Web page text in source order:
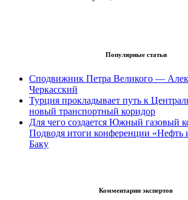
Популярные статьи
Сподвижник Петра Великого —
Черкасский
Турция прокладывает путь к
новый транспортный коридор
Для чего создается Южный газовый
Подводя итоги конференции «Нефть
Баку
Комментарии экспертов